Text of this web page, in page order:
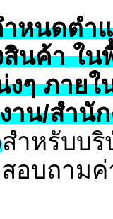
ำหนดตำ
สินค้า ใ
งๆ ภาย
าน/สำ
สำหรับบริ
อบถาม